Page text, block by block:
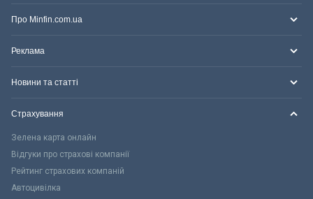
Про Minfin.com.ua
Реклама
Новини та статті
Страхування
Зелена карта онлайн
Відгуки про страхові компанії
Рейтинг страхових компаній
Автоцивілка